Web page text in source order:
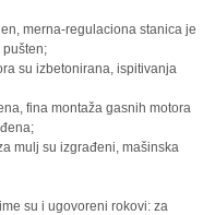
merna-regulaciona stanica je
su izbetonirana, ispitivanja
fina montaža gasnih motora
mulj su izgrađeni, mašinska
su i ugovoreni rokovi: za